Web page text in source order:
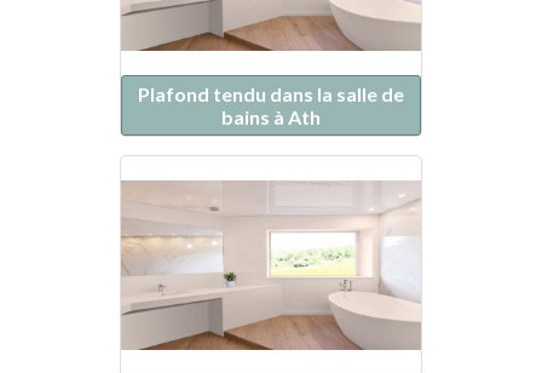
Plafond tendu dans la salle de
bains à Ath